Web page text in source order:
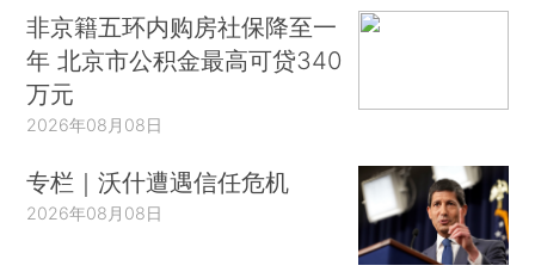
非京籍五环内购房社保降至一
年 北京市公积金最高可贷340
万元
2026年08月08日
专栏｜沃什遭遇信任危机
2026年08月08日